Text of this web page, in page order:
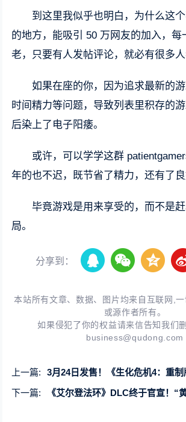
到这里我似乎也明白，为什么这
的地方，能吸引 50 万网友的加入，每
老，只要有人发帖评论，就必有很多人
如果在座的你，因为追求最新的
时间精力等问题，导致列表里积存的
后染上了电子阳痿。
或许，可以学学这群
年的也不迟，既节省了精力，还有了良
毕竟游戏是用来享受的，而不是
局。
分享到：
本站所有文章、数据、图片均来自互联网,
或源作者所有。
如果侵犯了你的权益请来信告知我们
business@qudong.com
上一篇:
3月24日发售！《生化危机4：重制版》新
下一篇:
《艾尔登法环》DLC终于官宣！“黄